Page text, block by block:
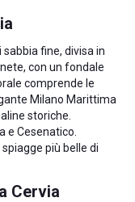
sabbia fine, divisa in
con un fondale
comprende le
Milano Marittima
storiche.
e Cesenatico
spiagge più belle di
Cervia